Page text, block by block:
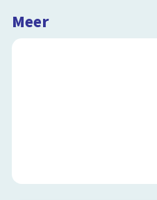
Meer